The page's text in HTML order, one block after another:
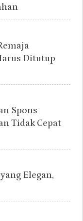
Ditutup
Spons
Tidak Cepat
Elegan,